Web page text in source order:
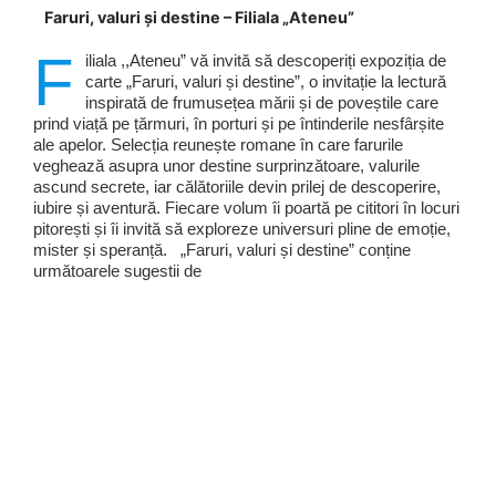
Faruri, valuri și destine – Filiala „Ateneu”
F
iliala ,,Ateneu” vă invită să descoperiți expoziția de
carte „Faruri, valuri și destine”, o invitație la lectură
inspirată de frumusețea mării și de poveștile care
prind viață pe țărmuri, în porturi și pe întinderile nesfârșite
ale apelor. Selecția reunește romane în care farurile
veghează asupra unor destine surprinzătoare, valurile
ascund secrete, iar călătoriile devin prilej de descoperire,
iubire și aventură. Fiecare volum îi poartă pe cititori în locuri
pitorești și îi invită să exploreze universuri pline de emoție,
mister și speranță. „Faruri, valuri și destine” conține
următoarele sugestii de